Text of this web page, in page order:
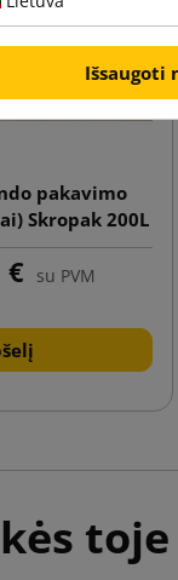
pakavimo
Skropak 200L
€ su PVM
Išsaugoti